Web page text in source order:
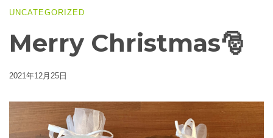
UNCATEGORIZED
Merry Christmas🎅
2021年12月25日